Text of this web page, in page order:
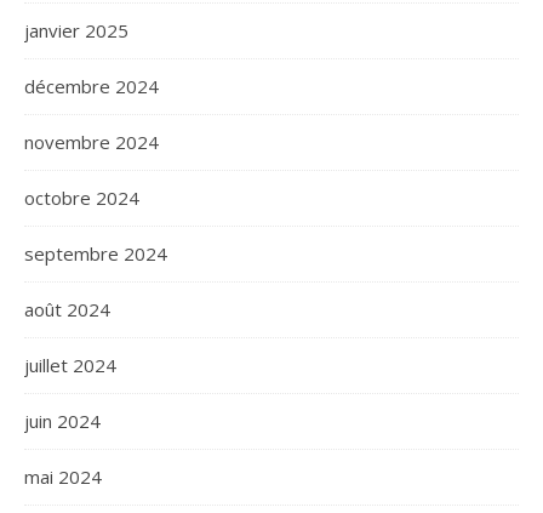
janvier 2025
décembre 2024
novembre 2024
octobre 2024
septembre 2024
août 2024
juillet 2024
juin 2024
mai 2024